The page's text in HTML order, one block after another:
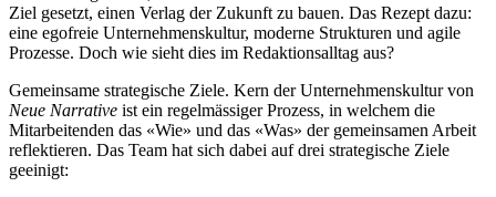
Ziel gesetzt, einen Verlag der Zukunft zu bauen. Das Rezept dazu:
eine egofreie Unternehmenskultur, moderne Strukturen und agile
Prozesse. Doch wie sieht dies im Redak­tionsalltag aus?
Gemeinsame strategische Ziele. Kern der Unter­nehmenskultur von
Neue Narrative ist ein regelmässiger Prozess, in welchem die
Mitarbeitenden das «Wie» und das «Was» der gemeinsamen Arbeit
reflektieren. Das Team hat sich dabei auf drei strategische Ziele
geeinigt: